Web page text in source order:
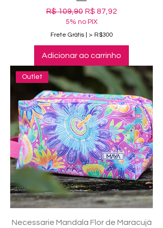
Preço normal
R$ 109,90 Preço promocional
R$ 87,92
5% no PIX
Frete Grátis | > R$300
Adicionar ao carrinho
Outlet
Necessarie Mandala Flor de Maracujá